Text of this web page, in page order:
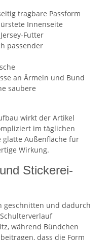
tragbare Passform
Innenseite
Futter
passender
an Ärmeln und Bund
saubere
wirkt der Artikel
im täglichen
glatte Außenfläche für
Wirkung.
Stickerei-
geschnitten und dadurch
während Bündchen
dass die Form